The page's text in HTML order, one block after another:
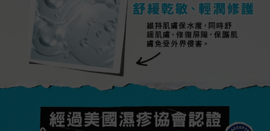
舒緩乾敏、輕潤修護​​
刺激肌膚神經醯胺生成，
維持肌膚保水度，同時舒緩肌膚、修復屏
障，保護肌膚免受外界侵害。
經過美國濕疹協會認證